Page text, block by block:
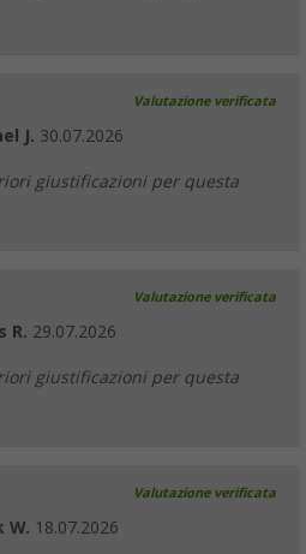
Valutazione verificata
J. 30.07.2026
giustificazioni per questa
Valutazione verificata
R. 29.07.2026
giustificazioni per questa
Valutazione verificata
W. 18.07.2026